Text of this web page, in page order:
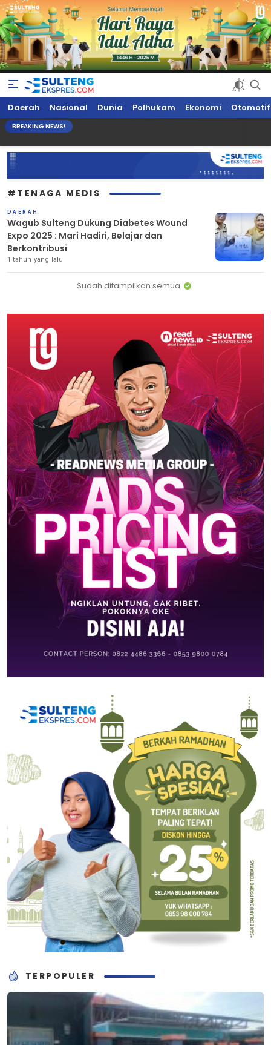
Sultengekspres.com
Berita Seputar Sulteng Hari Ini, Update Terkini, Suaranya Rakyat
Sulteng
Daerah Nasional Dunia Polhukam Ekonomi Otomotif
BREAKING NEWS!
#TENAGA MEDIS
DAERAH
Wagub Sulteng Dukung Diabetes Wound
Expo 2025 : Mari Hadiri, Belajar dan
Berkontribusi
1 tahun yang lalu
Sudah ditampilkan semua
TERPOPULER